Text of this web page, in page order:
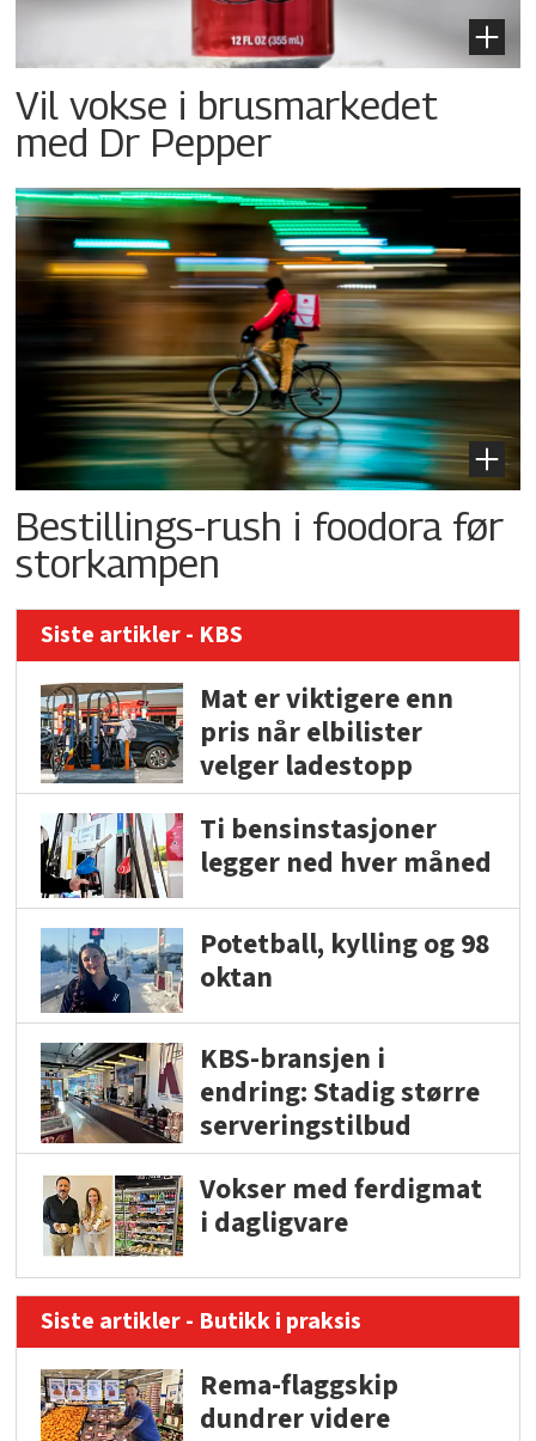
Vil vokse i brusmarkedet
med Dr Pepper
Bestillings-rush i foodora før
storkampen
Siste artikler - KBS
Mat er viktigere enn
pris når elbilister
velger ladestopp
Ti bensinstasjoner
legger ned hver måned
Potetball, kylling og 98
oktan
KBS-bransjen i
endring: Stadig større
serveringstilbud
Vokser med ferdigmat
i dagligvare
Siste artikler - Butikk i praksis
Rema-flaggskip
dundrer videre